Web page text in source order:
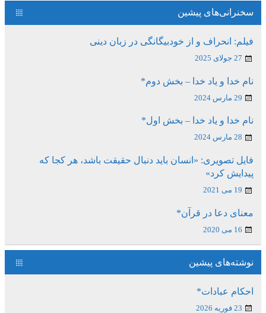
سخنرانی‌های پیشین
فیلم: انحراف و از خودبیگانگی در زبان دینی
27 جولای 2025
نام خدا و یاد خدا – بخش دوم*
29 مارس 2024
نام خدا و یاد خدا – بخش اول*
28 مارس 2024
فایل تصویری: «انسان باید دنبال حقیقت باشد، هر کجا که
پیدایش کرد»
19 می 2021
معنای دعا در قرآن*
16 می 2020
نوشته‌های پیشین
احکام عبادات*
23 فوریه 2026